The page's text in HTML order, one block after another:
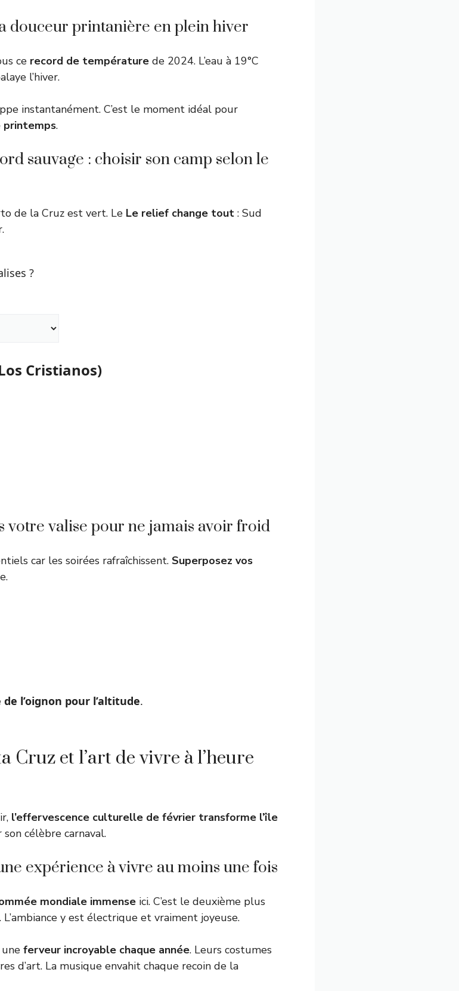
douceur printanière en plein hiver
ce record de température de 2024. L’eau à 19°C
l’hiver.
instantanément. C’est le moment idéal pour
printemps.
sauvage : choisir son camp selon le
de la Cruz est vert. Le Le relief change tout : Sud
?
Cristianos)
votre valise pour ne jamais avoir froid
car les soirées rafraîchissent. Superposez vos
l’oignon pour l’altitude.
Cruz et l’art de vivre à l’heure
l’effervescence culturelle de février transforme l’île
célèbre carnaval.
expérience à vivre au moins une fois
mondiale immense ici. C’est le deuxième plus
y est électrique et vraiment joyeuse.
ferveur incroyable chaque année. Leurs costumes
d’art. La musique envahit chaque recoin de la